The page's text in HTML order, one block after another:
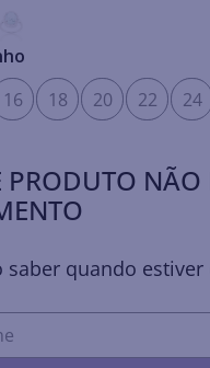
16 18 20 22 24
PRODUTO
saber quando